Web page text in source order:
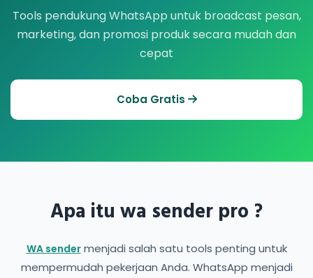
Tools pendukung WhatsApp untuk broadcast pesan,
marketing, dan promosi produk secara mudah dan
cepat
Coba Gratis
Apa itu wa sender pro ?
WA sendermenjadi salah satu tools penting untuk
mempermudah pekerjaan Anda. WhatsApp menjadi